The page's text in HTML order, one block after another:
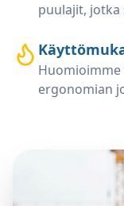
puulajit, jotka
ergonomian